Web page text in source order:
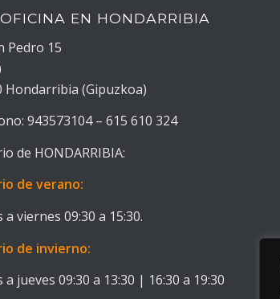
OFICINA EN HONDARRIBIA
Pedro 15
Hondarribia (Gipuzkoa)
943573104 – 615 610 324
de HONDARRIBIA:
de verano:
a viernes 09:30 a 15:30.
de invierno:
a jueves 09:30 a 13:30 | 16:30 a 19:30